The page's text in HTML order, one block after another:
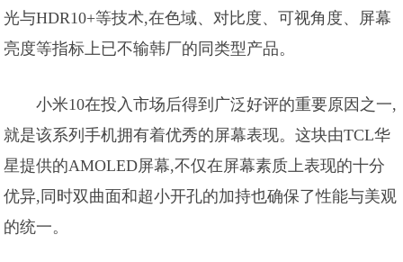
光与HDR10+等技术,在色域、对比度、可视角度、屏幕
亮度等指标上已不输韩厂的同类型产品。
小米10在投入市场后得到广泛好评的重要原因之一,
就是该系列手机拥有着优秀的屏幕表现。这块由TCL华
星提供的AMOLED屏幕,不仅在屏幕素质上表现的十分
优异,同时双曲面和超小开孔的加持也确保了性能与美观
的统一。